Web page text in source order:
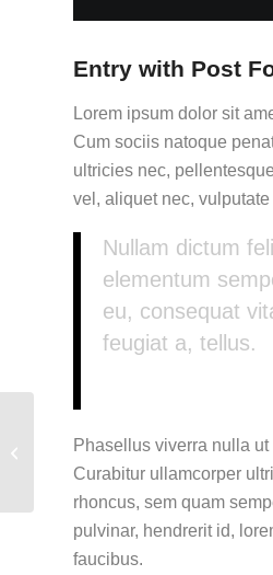
Entry with Post
Lorem ipsum dolor sit
Cum sociis natoque
ultricies nec,
vel, aliquet nec,
Nullam dictum
elementum
eu, consequat
feugiat a, tellus.
Phasellus viverra nulla
Curabitur ullamcorper
rhoncus, sem quam
pulvinar, hendrerit id,
faucibus.
Recruiting has begun